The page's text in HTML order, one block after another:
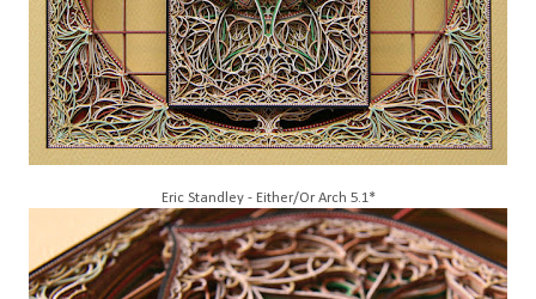
Eric Standley - Either/Or Arch 5.1*